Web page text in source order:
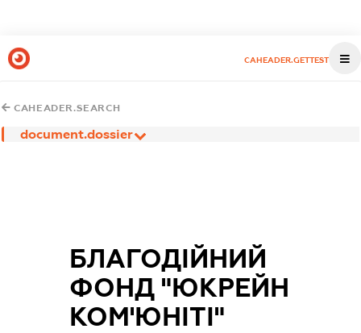
CAHEADER.GETTEST
CAHEADER.SEARCH
document.dossier
БЛАГОДІЙНИЙ
ФОНД "ЮКРЕЙН
КОМ'ЮНІТІ"